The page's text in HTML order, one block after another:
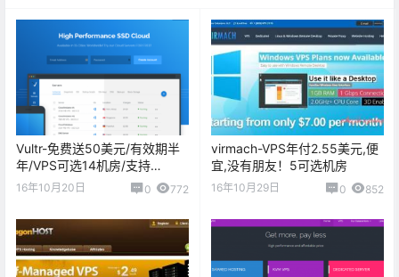
Vultr-免费送50美元/有效期半
年/VPS可选14机房/支持
Windows
16年10月20日 0 772
virmach-VPS年付2.55美元,便
宜,没有朋友！5可选机房
16年10月29日 0 852